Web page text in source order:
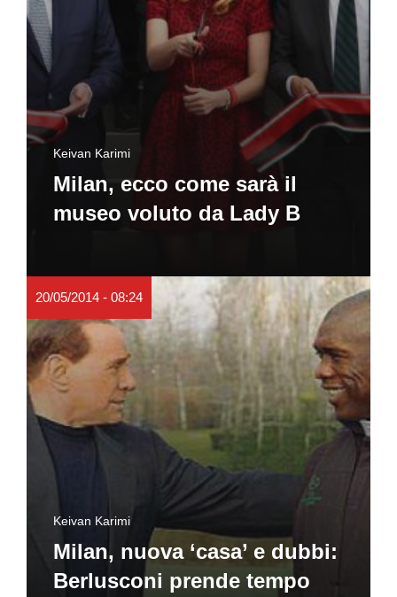
Keivan Karimi
Milan, ecco come sarà il
museo voluto da Lady B
20/05/2014 - 08:24
Keivan Karimi
Milan, nuova ‘casa’ e dubbi:
Berlusconi prende tempo